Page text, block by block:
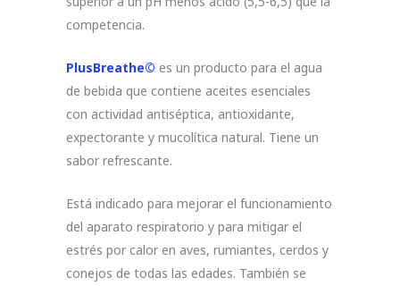
competencia.
PlusBreathe© es un producto para el agua
de bebida que contiene aceites esenciales
con actividad antiséptica, antioxidante,
expectorante y mucolítica natural. Tiene un
sabor refrescante.
Está indicado para mejorar el funcionamiento
del aparato respiratorio y para mitigar el
estrés por calor en aves, rumiantes, cerdos y
conejos de todas las edades. También se